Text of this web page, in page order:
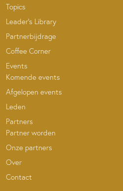
Topics
Leader’s Library
Partnerbijdrage
Coffee Corner
Events
Komende events
Afgelopen events
Leden
Partners
Partner worden
Onze partners
Over
Contact